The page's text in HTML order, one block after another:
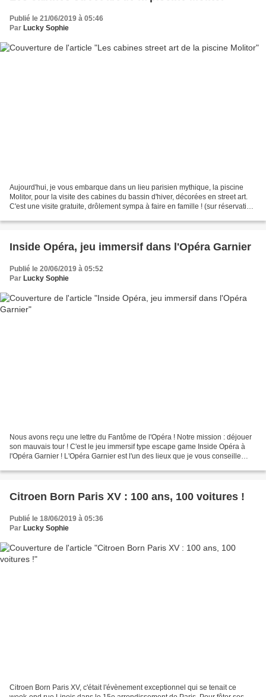
Publié le 21/06/2019 à 05:46
Par Lucky Sophie
Aujourd'hui, je vous embarque dans un lieu parisien mythique, la piscine
Molitor, pour la visite des cabines du bassin d'hiver, décorées en street art.
C'est une visite gratuite, drôlement sympa à faire en famille ! (sur réservation
Inside Opéra, jeu immersif dans l'Opéra Garnier
Publié le 20/06/2019 à 05:52
Par Lucky Sophie
Nous avons reçu une lettre du Fantôme de l'Opéra ! Notre mission : déjouer
son mauvais tour ! C'est le jeu immersif type escape game Inside Opéra à
l'Opéra Garnier ! L'Opéra Garnier est l'un des lieux que je vous conseille
Citroen Born Paris XV : 100 ans, 100 voitures !
Publié le 18/06/2019 à 05:36
Par Lucky Sophie
Citroen Born Paris XV, c'était l'évènement exceptionnel qui se tenait ce